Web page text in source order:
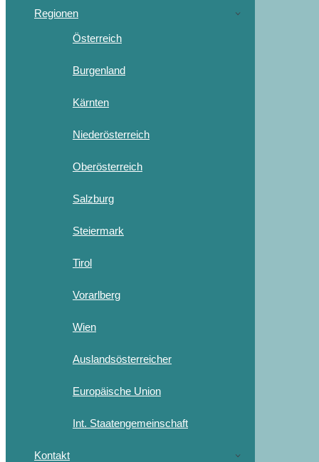
Regionen
Österreich
Burgenland
Kärnten
Niederösterreich
Oberösterreich
Salzburg
Steiermark
Tirol
Vorarlberg
Wien
Auslandsösterreicher
Europäische Union
Int. Staatengemeinschaft
Kontakt